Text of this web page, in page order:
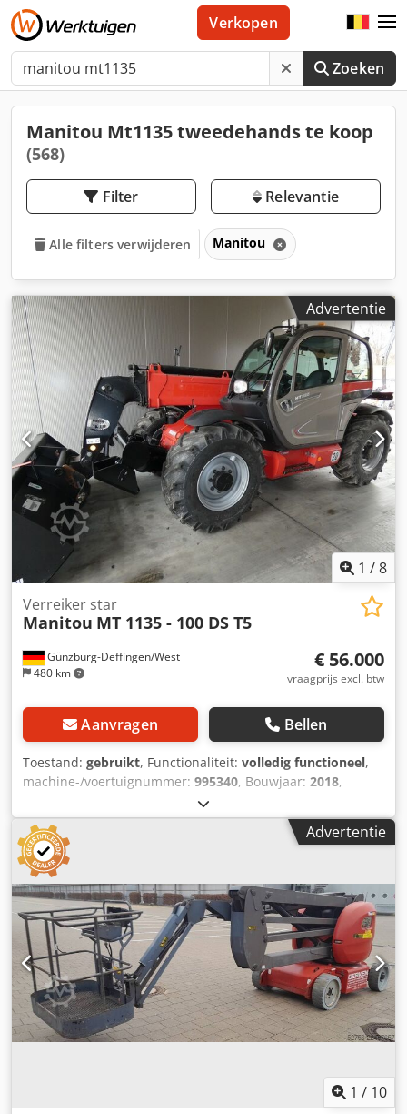
Zoeken
Verkopen
Manitou Mt1135 tweedehands te koop
(568)
Filter Relevantie
Alle filters verwijderen Manitou
Advertentie
1 /8
Günzburg-Deffingen/West
480 km
Verreiker star
Manitou MT 1135 - 100 DS T5
€ 56.000
vraagprijs excl. btw
Aanvragen Bellen
Toestand: gebruikt, Functionaliteit: volledig functioneel,
machine-/voertuignummer: 995340, Bouwjaar: 2018,
, draagvermogen:
hefhoogte:11.050 mm, brandstoftype:diesel, bouwhoogte:
2.420 mm
, aandrijftype:
Diesel, Starre telescoopheftruck Chassisnummer: 995340
Lastzwaartepunt: 500 Dodpfxsya Rggo Ak Eock
Snelheidsklasse: 20 Conditie: Direct inzetbaar en volledig
functioneel Technische staat: zeer goed Voorbanden type:
Lucht Voorbanden maat: 440/80-24 Voorbanden staat: 60-
80% Achterbanden type: Lucht Achterbanden maat:
400/80-24 Achterbanden staat: 60-80% Omschrijving:
Rondomlicht, achteruitrijalarm, kentekenverlichting achter.
Bak. 3e ventiel, werklamp achter, werklamp voor,
verwarming, kenteken voor verkeer, volledig dichte cabine,
Advertentie
1 / 10